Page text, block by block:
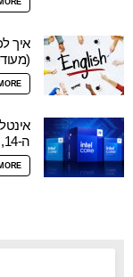
איך
(מעודכן 2024 – 2025) | סיכום
ה-14, שפותח בהובלת הצוותים הישראלים